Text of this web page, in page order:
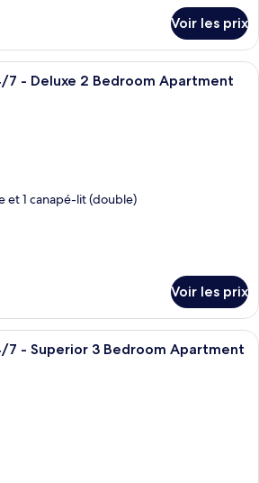
Voir les prix
Un balcon moderne avec des
7 - Deluxe 2 Bedroom Apartment
et 1 canapé-lit (double)
Voir les prix
7 - Superior 3 Bedroom Apartment